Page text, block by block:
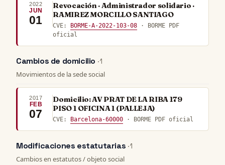
2022
JUN
01
Revocación · Administrador solidario ·
RAMIREZ MORCILLO SANTIAGO
CVE: BORME-A-2022-103-08 · BORME PDF
oficial
Cambios de domicilio · 1
Movimientos de la sede social
2017
FEB
07
Domicilio: AV PRAT DE LA RIBA 179
PISO 1 OFICINA 1 (PALLEJA)
CVE: Barcelona-60000 · BORME PDF oficial
Modificaciones estatutarias · 1
Cambios en estatutos / objeto social